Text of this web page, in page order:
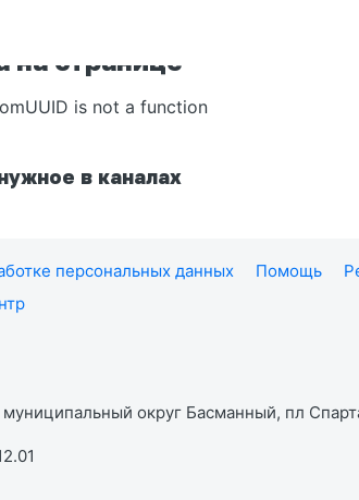
на странице
is not a function
в каналах
персональных данных Помощь
округ Басманный, пл